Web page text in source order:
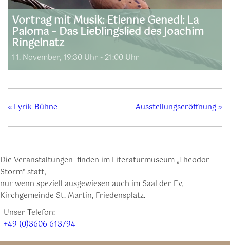
Vortrag mit Musik: Etienne Genedl: La
Paloma – Das Lieblingslied des Joachim
Ringelnatz
11. November, 19:30 Uhr - 21:00 Uhr
« Lyrik-Bühne Ausstellungseröffnung»
Die Veranstaltungen finden im Literaturmuseum „Theodor
Storm“ statt,
nur wenn speziell ausgewiesen auch im Saal der Ev.
Kirchgemeinde St. Martin, Friedensplatz.
Unser Telefon:
+49 (0)3606 613794